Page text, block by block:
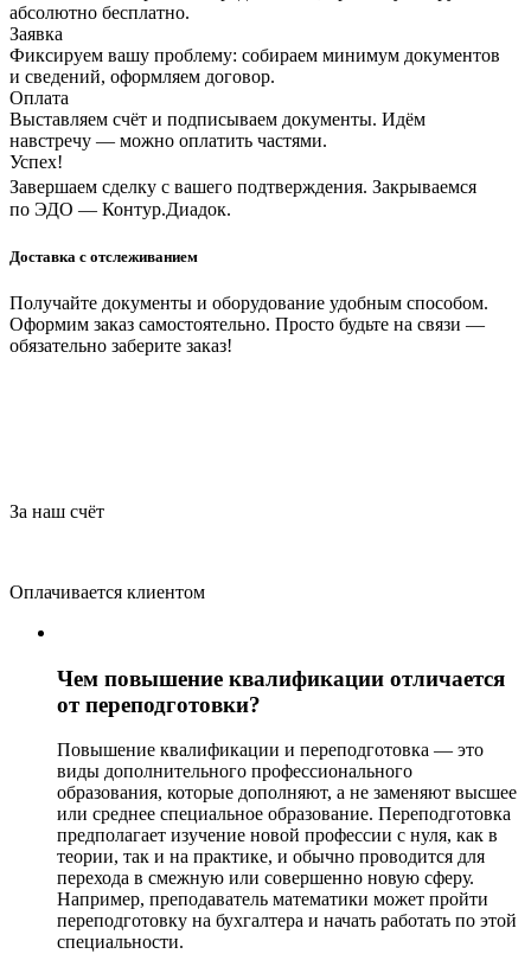
абсолютно бесплатно.
Заявка
Фиксируем вашу проблему: собираем минимум документов
и сведений, оформляем договор.
Оплата
Выставляем счёт и подписываем документы. Идём
навстречу — можно оплатить частями.
Успех!
Завершаем сделку с вашего подтверждения. Закрываемся
по ЭДО — Контур.Диадок.
Доставка с отслеживанием
Получайте документы и оборудование удобным способом.
Оформим заказ самостоятельно. Просто будьте на связи —
обязательно заберите заказ!
За наш счёт
Оплачивается клиентом
Чем повышение квалификации отличается
от переподготовки?
Повышение квалификации и переподготовка — это
виды дополнительного профессионального
образования, которые дополняют, а не заменяют высшее
или среднее специальное образование. Переподготовка
предполагает изучение новой профессии с нуля, как в
теории, так и на практике, и обычно проводится для
перехода в смежную или совершенно новую сферу.
Например, преподаватель математики может пройти
переподготовку на бухгалтера и начать работать по этой
специальности.